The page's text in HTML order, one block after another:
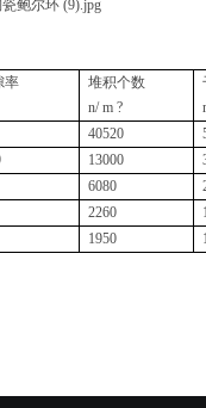
率
堆积个数
n/ m ?
40520
13000
6080
2260
1950